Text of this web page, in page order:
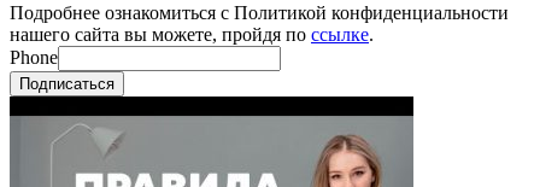
Подробнее ознакомиться с Политикой конфиденциальности
нашего сайта вы можете, пройдя по ссылке.
Phone
Подписаться